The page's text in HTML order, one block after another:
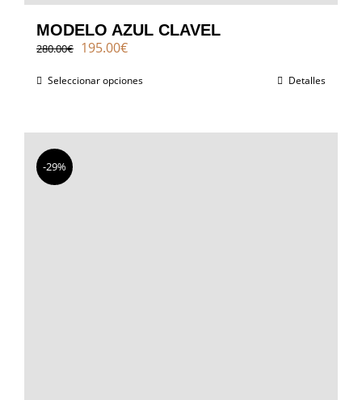
MODELO AZUL CLAVEL
280.00€ El
original
195.00€El
actual
Seleccionar opciones Detalles
-29%